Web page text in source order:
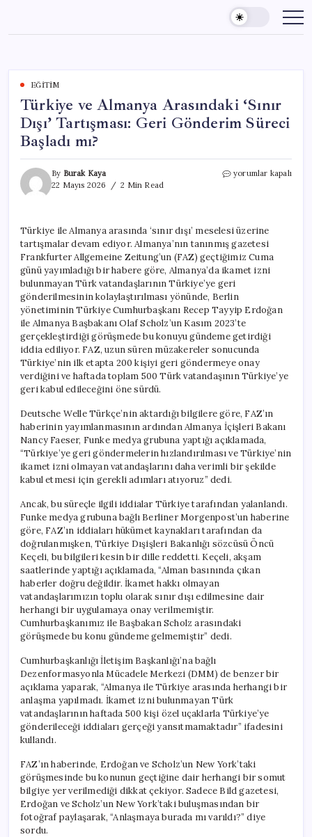
content
EĞITIM
Türkiye ve Almanya Arasındaki ‘Sınır
Dışı’ Tartışması: Geri Gönderim Süreci
Başladı mı?
By Burak Kaya
22 Mayıs 2026
2 Min Read
Türkiye
Dışı’
Tartışması:
Geri
Gönderim
Süreci
mı?
için
yorumlar kapalı
Türkiye ile Almanya arasında ‘sınır dışı’ meselesi üzerine
tartışmalar devam ediyor. Almanya’nın tanınmış gazetesi
Frankfurter Allgemeine Zeitung’un (FAZ) geçtiğimiz Cuma
günü yayımladığı bir habere göre, Almanya’da ikamet izni
bulunmayan Türk vatandaşlarının Türkiye’ye geri
gönderilmesinin kolaylaştırılması yönünde, Berlin
yönetiminin Türkiye Cumhurbaşkanı Recep Tayyip Erdoğan
ile Almanya Başbakanı Olaf Scholz’un Kasım 2023’te
gerçekleştirdiği görüşmede bu konuyu gündeme getirdiği
iddia ediliyor. FAZ, uzun süren müzakereler sonucunda
Türkiye’nin ilk etapta 200 kişiyi geri göndermeye onay
verdiğini ve haftada toplam 500 Türk vatandaşının Türkiye’ye
geri kabul edileceğini öne sürdü.
Deutsche Welle Türkçe’nin aktardığı bilgilere göre, FAZ’ın
haberinin yayımlanmasının ardından Almanya İçişleri Bakanı
Nancy Faeser, Funke medya grubuna yaptığı açıklamada,
“Türkiye’ye geri göndermelerin hızlandırılması ve Türkiye’nin
ikamet izni olmayan vatandaşlarını daha verimli bir şekilde
kabul etmesi için gerekli adımları atıyoruz” dedi.
Ancak, bu süreçle ilgili iddialar Türkiye tarafından yalanlandı.
Funke medya grubuna bağlı Berliner Morgenpost’un haberine
göre, FAZ’ın iddiaları hükümet kaynakları tarafından da
doğrulanmışken, Türkiye Dışişleri Bakanlığı sözcüsü Öncü
Keçeli, bu bilgileri kesin bir dille reddetti. Keçeli, akşam
saatlerinde yaptığı açıklamada, “Alman basınında çıkan
haberler doğru değildir. İkamet hakkı olmayan
vatandaşlarımızın toplu olarak sınır dışı edilmesine dair
herhangi bir uygulamaya onay verilmemiştir.
Cumhurbaşkanımız ile Başbakan Scholz arasındaki
görüşmede bu konu gündeme gelmemiştir” dedi.
Cumhurbaşkanlığı İletişim Başkanlığı’na bağlı
Dezenformasyonla Mücadele Merkezi (DMM) de benzer bir
açıklama yaparak, “Almanya ile Türkiye arasında herhangi bir
anlaşma yapılmadı. İkamet izni bulunmayan Türk
vatandaşlarının haftada 500 kişi özel uçaklarla Türkiye’ye
gönderileceği iddiaları gerçeği yansıtmamaktadır” ifadesini
kullandı.
FAZ’ın haberinde, Erdoğan ve Scholz’un New York’taki
görüşmesinde bu konunun geçtiğine dair herhangi bir somut
bilgiye yer verilmediği dikkat çekiyor. Sadece Bild gazetesi,
Erdoğan ve Scholz’un New York’taki buluşmasından bir
fotoğraf paylaşarak, “Anlaşmaya burada mı varıldı?” diye
sordu.